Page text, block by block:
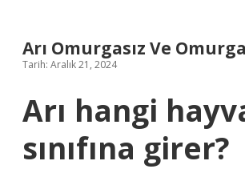
Arı Omurgasız Ve
Tarih: Aralık 21, 2024
Arı hangi
sınıfına girer?